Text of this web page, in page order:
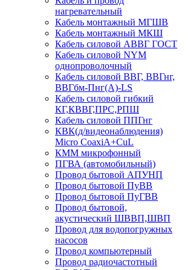
нагревательный
Кабель монтажный МГШВ
Кабель монтажный МКШ
Кабель силовой АВВГ ГОСТ
Кабель силовой NYM
однопроволочный
Кабель силовой ВВГ, ВВГнг,
ВВГбм-Пнг(А)-LS
Кабель силовой гибкий
КГ,КВВГ,ПРС,РПШ
Кабель силовой ППГнг
КВК(д/видеонаблюдения)
Micro CoaxiA+CuL
КММ микрофонный
ПГВА (автомобильный)
Провод бытовой АПУНП
Провод бытовой ПуВВ
Провод бытовой ПуГВВ
Провод бытовой,
акустический ШВВП,ШВП
Провод для водопогружных
насосов
Провод компьютерный
Провод радиочастотный